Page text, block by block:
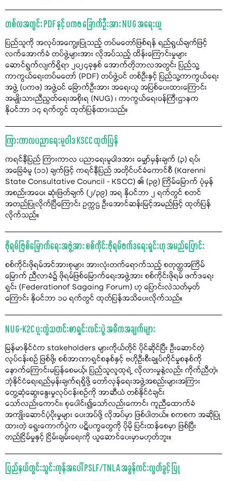
တစ်လအတွင်း PDF နှင့် ပကဖ ခြောက်ဦးအား NUG အရေးယူ
ပြည်သူကို အလုပ်အကျွေးပြုသည့် တပ်မတော်ဖြစ်ရန် ရည်ရွယ်ချက်ဖြင့်
လက်အောက်ခံ တပ်ဖွဲ့များအား လိုအပ်သည့် ထိန်းကြောင်းမှုများ
ဆောင်ရွက်လျက်ရှိရာ ၂၀၂၄ခုနှစ် အောက်တိုဘာလအတွင်း ပြည်သူ့
ကာကွယ်ရေးတပ်မတော် (PDF) တပ်ဖွဲ့ဝင် တစ်ဦးနှင့် ပြည်သူ့ကာကွယ်ရေး
အဖွဲ့ (ပကဖ) အဖွဲ့ဝင် ခြောက်ဦးအား အရေးယူ အပြစ်ပေးထားကြောင်း
အမျိုးသားညီညွတ်ရေးအစိုးရ (NUG) ၊ ကာကွယ်ရေးဝန်ကြီးဌာနက
နိုဝင်ဘာ ၁၄ ရက်တွင် ထုတ်ပြန်ထားသည်။
ကြားကာလပညာရေးမူဝါဒ KSCC ထုတ်ပြန်
ကရင်နီပြည် ကြားကာလ ပညာရေးမူဝါဒအား မျှော်မှန်းချက် (၃) ရပ်၊
အခြေခံမူ (၁၁) ချက်ဖြင့် ကရင်နီပြည် အတိုင်ပင်ခံကောင်စီ (Karenni
State Consultative Council - KSCC) ၏ (၃၉) ကြိမ်မြောက် ပုံမှန်
အစည်းအဝေး ဆုံးဖြတ်ချက် (၂/၃၉) အရ နိုဝင်ဘာ ၂ ရက်တွင် စတင်
အတည်ပြုလိုက်ပြီကြောင်း ဥက္ကဌ ဦးအောင်ဆန်းမြင့်အမည်ဖြင့် ထုတ်ပြန်
လိုက်သည်။
ဖိုရမ်ဖြစ်မြောက်ရေးအဖွဲ့အား စစ်ကိုင်းဖိုရမ်ဖက်ဒရေးရှင်းဟု အမည်ပြောင်း
စစ်ကိုင်းဖိုရမ်အင်အားစုများ အားလုံးတက်ရောက်သည့် စတုတ္ထအကြိမ်
မြောက် ညီလာခံ၌ ဖိုရမ်ဖြစ်မြောက်ရေးအဖွဲ့အား စစ်ကိုင်းဖိုရမ် ဖက်ဒရေး
ရှင်း (Federationof Sagaing Forum) ဟု ပြောင်းလဲသတ်မှတ်
ကြောင်း နိုဝင်ဘာ ၁၀ ရက်တွင် ထုတ်ပြန်အသိပေးလိုက်သည်။
NUG-K2C ပူးတွဲသတင်းစာရှင်းလင်းပွဲ အဓိကအချက်များ
မြန်မာနိုင်ငံက stakeholders များကိုယ်တိုင် ပိုင်ဆိုင်ပြီး ဦးဆောင်တဲ့
လုပ်ငန်းစဉ် ဖြစ်ဖို့၊ စစ်အာဏာရှင်စနစ်နှင့် ဗဟိုဦးစီးချုပ်ကိုင်မှုစနစ်ကို
နောက်ကြောင်းမပြန်စေမယ့်၊ ပြည်သူလူထုရဲ့ လိုလားမှုနဲ့လည်း ကိုက်ညီတဲ့၊
ဘုံနိုင်ငံရေးရည်မှန်းချက်ရရှိဖို့ တော်လှန်ရေးအဖွဲ့အစည်းများအကြား
တွေ့ဆုံဆွေးနွေးမှုလုပ်ငန်းစဥ်ကို အာဆီယံ တစ်နိုင်ငံချင်း
သော်လည်းကောင်း၊ စုပေါင်း၍သော်လည်းကောင်း ကူညီထောက်ခံ
အကျိုးဆောင်ပံ့ပိုးမှုများ ပေးအပ်ဖို့ လိုအပ်မှာ ဖြစ်ပါတယ်။ စကစက အဆိုပြု
ထားတဲ့ ရွေးကောက်ပွဲက ပဋိပက္ခတွေကို ပိုမို ပြင်းထန်စေမှာ ဖြစ်ပြီး
တည်ငြိမ်မှုနှင့် ငြိမ်းချမ်းရေးကို ယူဆောင်ပေးမှာမဟုတ်ဘူး။
ပြည်နယ်တွင်းသွင်းကုန်အပေါ် PSLF/TNLA အခွန်ကင်းလွတ်ခွင့် ပြု